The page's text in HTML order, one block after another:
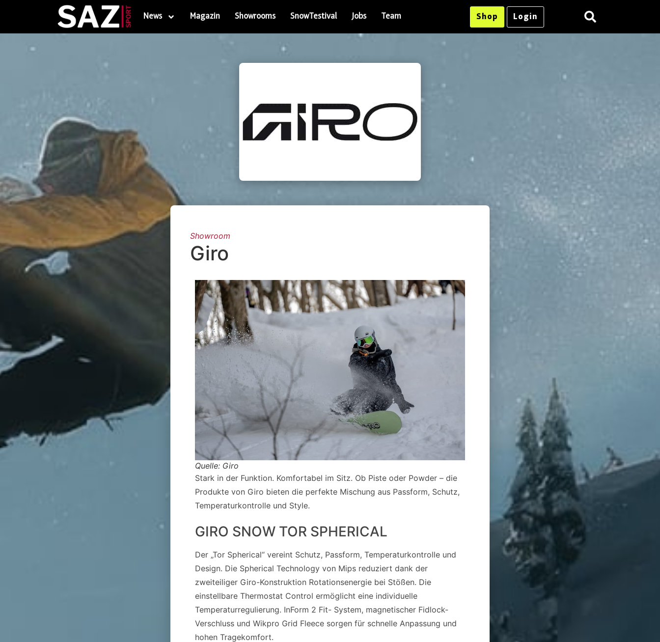
News Magazin Showrooms SnowTestival Jobs Team Shop Login
Showroom
Giro
Quelle: Giro
Stark in der Funktion. Komfortabel im Sitz. Ob Piste oder Powder – die
Produkte von Giro bieten die perfekte Mischung aus Passform, Schutz,
Temperaturkontrolle und Style.
GIRO SNOW TOR SPHERICAL
Der „Tor Spherical“ vereint Schutz, Passform, Temperaturkontrolle und
Design. Die Spherical Technology von Mips reduziert dank der
zweiteiliger Giro-Konstruktion Rotationsenergie bei Stößen. Die
einstellbare Thermostat Control ermöglicht eine individuelle
Temperaturregulierung. InForm 2 Fit- System, magnetischer Fidlock-
Verschluss und Wikpro Grid Fleece sorgen für schnelle Anpassung und
hohen Tragekomfort.